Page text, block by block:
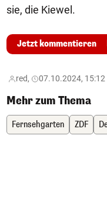
sie, die Kiewel.
Jetzt kommentieren
red, 07.10.2024, 15:12
Mehr zum Thema
Fernsehgarten ZDF